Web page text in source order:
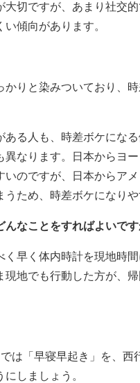
切ですが、あまり社交
傾向があります。
りと染みついており、
る人も、時差ボケにな
なります。日本からヨー
のですが、日本からア
ため、時差ボケになりや
なことをすればよいです
早く体内時計を現地時
地でも行動した方が、
は「早寝早起き」を、
しましょう。